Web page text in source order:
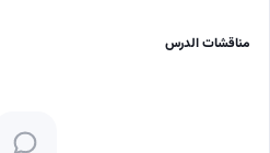
مناقشات الدرس